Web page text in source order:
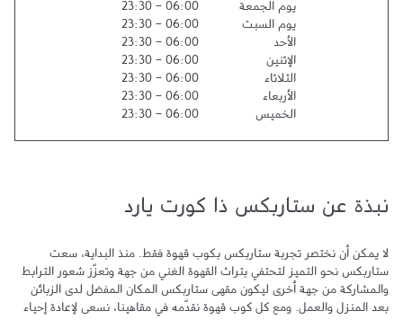
يوم الجمعة 06:00
-
23:30
يوم السبت
06:00
-
23:30
الأحد
06:00
-
23:30
الإثنين
06:00
-
23:30
الثلاثاء
06:00
-
23:30
الأربعاء
06:00
-
23:30
الخميس
06:00
-
23:30
نبذة عن ستاربكس ذا كورت يارد